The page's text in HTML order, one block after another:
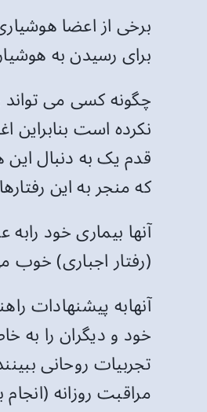
برخی از اعضا
برای رسیدن به
چگونه کسی می تواند
نکرده است
قدم یک به دنبال
که منجر به این
آنها بیماری خود
(رفتار اجباری) خوب
آنهابه پیشنهادات
خود و دیگران را به
تجربیات روحانی
مراقبت روزانه